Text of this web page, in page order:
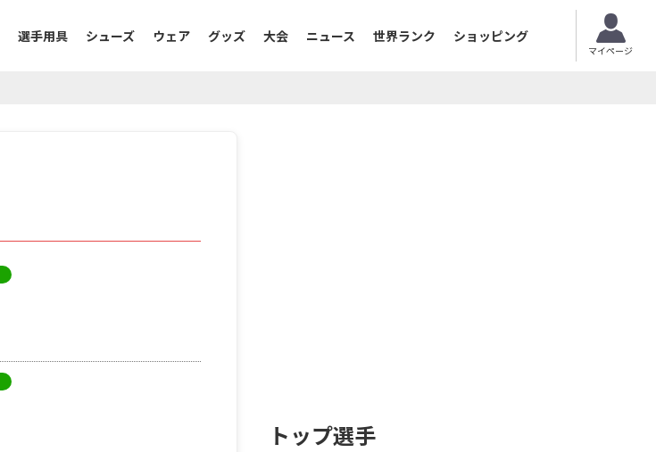
選手用具 シューズ ウェア グッズ 大会 ニュース 世界ランク ショッピング
マイページ
トップ選手